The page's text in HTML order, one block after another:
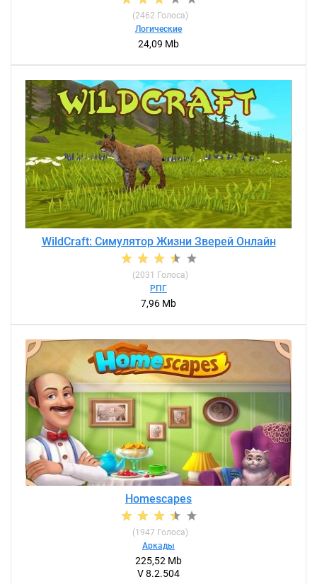
(2462 Голоса)
Логические
24,09 Mb
WildCraft: Симулятор Жизни Зверей Онлайн
(2031
Голоса)
РПГ
7,96 Mb
Homescapes
(1947 Голоса)
Аркады
225,52 Mb
V 8.2.504